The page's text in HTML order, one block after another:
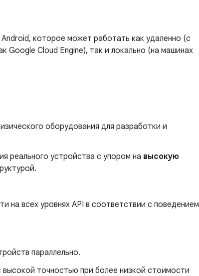
которое может работать как удаленно (с
Google Cloud Engine), так и локально (на машинах
оборудования для разработки и
реального устройства с упором на высокую
на всех уровнях API в соответствии с поведением
параллельно.
точностью при более низкой стоимости